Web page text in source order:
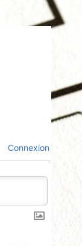
Connexion